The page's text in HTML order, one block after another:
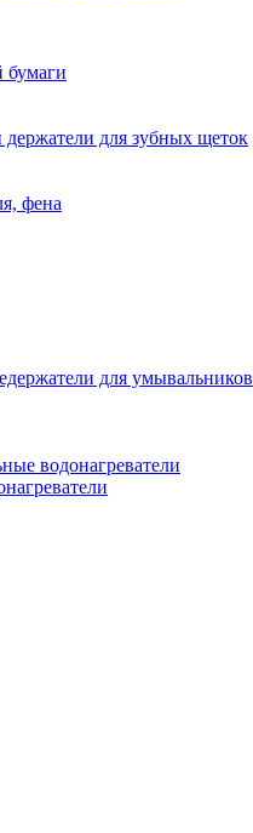
бумаги
для зубных щеток
фена
для умывальников
водонагреватели